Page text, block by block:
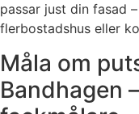
passar just din fasad
flerbostadshus eller
Måla om
Bandhagen